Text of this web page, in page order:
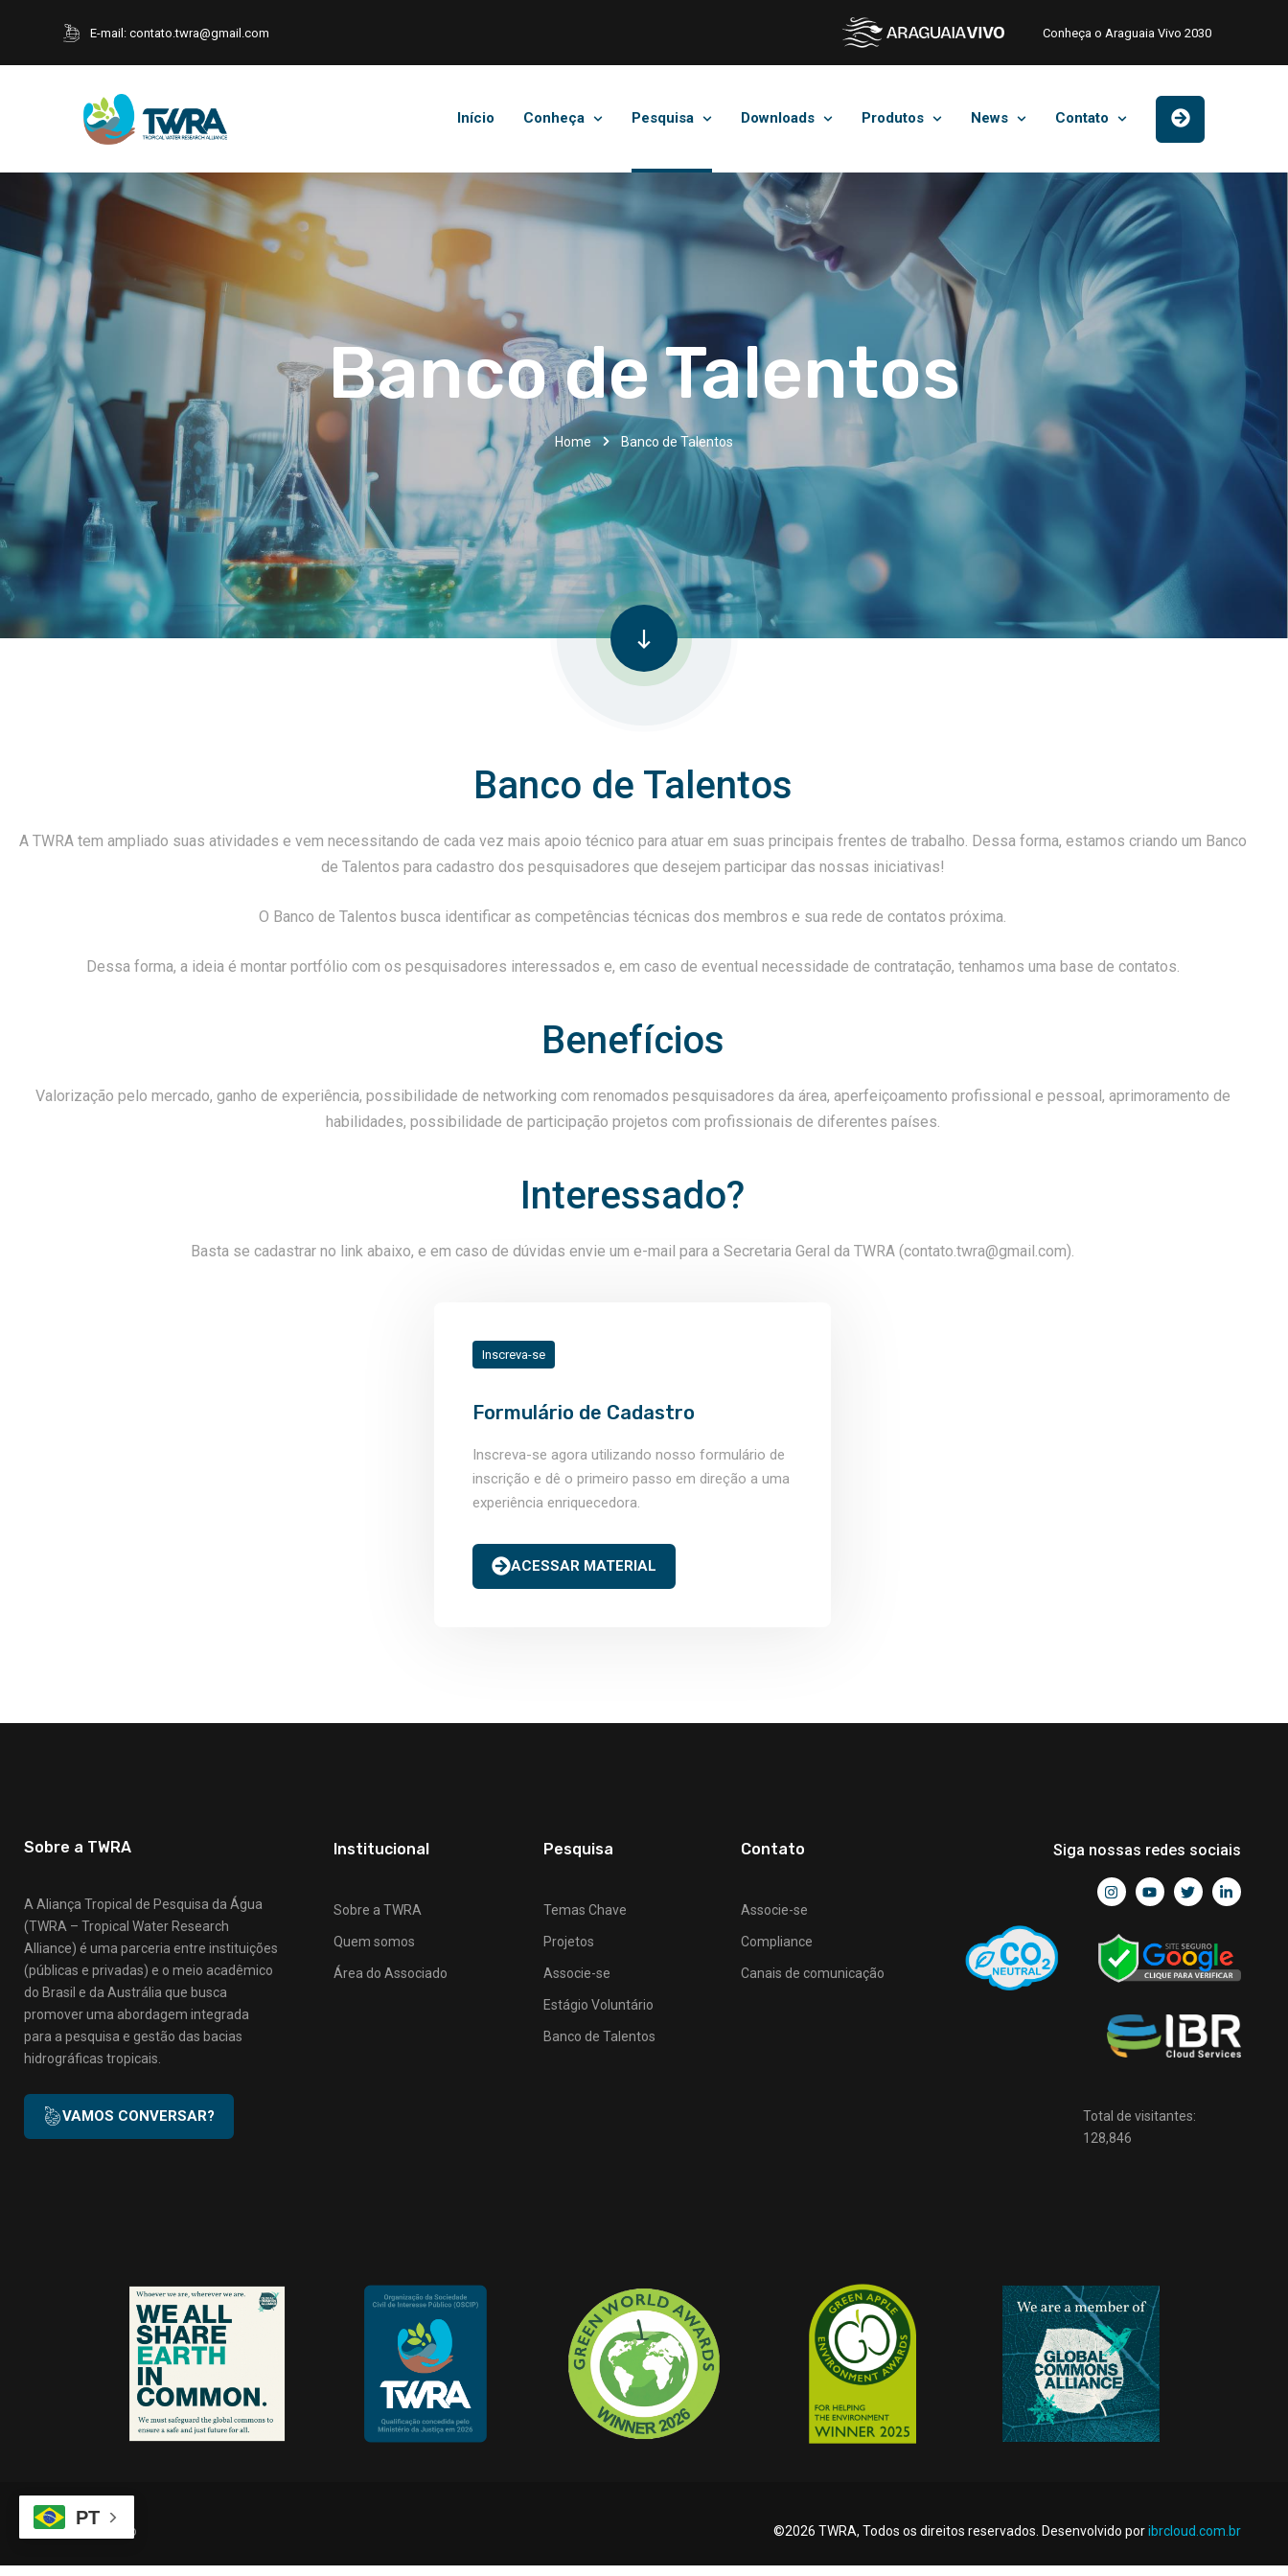
E-mail: contato.twra@gmail.com Conheça o Araguaia Vivo 2030
Início Conheça Pesquisa Downloads Produtos News Contato
Banco de Talentos
Home Banco de Talentos
Banco de Talentos
A TWRA tem ampliado suas atividades e vem necessitando de cada vez mais apoio técnico para atuar em suas principais frentes de trabalho. Dessa forma, estamos criando um Banco
de Talentos para cadastro dos pesquisadores que desejem participar das nossas iniciativas!
O Banco de Talentos busca identificar as competências técnicas dos membros e sua rede de contatos próxima.
Dessa forma, a ideia é montar portfólio com os pesquisadores interessados e, em caso de eventual necessidade de contratação, tenhamos uma base de contatos.
Benefícios
Valorização pelo mercado, ganho de experiência, possibilidade de networking com renomados pesquisadores da área, aperfeiçoamento profissional e pessoal, aprimoramento de
habilidades, possibilidade de participação projetos com profissionais de diferentes países.
Interessado?
Basta se cadastrar no link abaixo, e em caso de dúvidas envie um e-mail para a Secretaria Geral da TWRA (contato.twra@gmail.com).
Inscreva-se
Formulário de Cadastro
Inscreva-se agora utilizando nosso formulário de
inscrição e dê o primeiro passo em direção a uma
experiência enriquecedora.
ACESSAR MATERIAL
Sobre a TWRA
A Aliança Tropical de Pesquisa da Água
(TWRA – Tropical Water Research
Alliance) é uma parceria entre instituições
(públicas e privadas) e o meio acadêmico
do Brasil e da Austrália que busca
promover uma abordagem integrada
para a pesquisa e gestão das bacias
hidrográficas tropicais.
VAMOS CONVERSAR?
Institucional
Sobre a TWRA
Quem somos
Área do Associado
Pesquisa
Temas Chave
Projetos
Associe-se
Estágio Voluntário
Banco de Talentos
Contato
Associe-se
Compliance
Canais de comunicação
Siga nossas redes sociais
Total de visitantes:
128,846
Regimento Interno ©2026 TWRA, Todos os direitos reservados. Desenvolvido poribrcloud.com.br
PT